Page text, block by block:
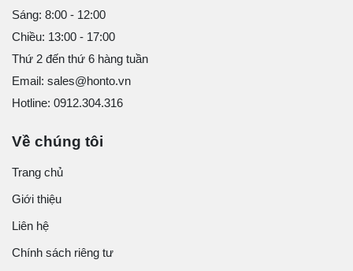
Sáng: 8:00 - 12:00
Chiều: 13:00 - 17:00
Thứ 2 đến thứ 6 hàng tuần
Email: sales@honto.vn
Hotline: 0912.304.316
Về chúng tôi
Trang chủ
Giới thiệu
Liên hệ
Chính sách riêng tư